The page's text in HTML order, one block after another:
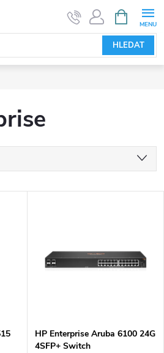
HLEDAT
NÁKUPNÍ
KOŠÍK
HP Enterprise Aruba 6100 24G
4SFP+ Switch